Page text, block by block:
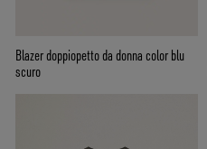
Blazer doppiopetto da donna color blu
scuro